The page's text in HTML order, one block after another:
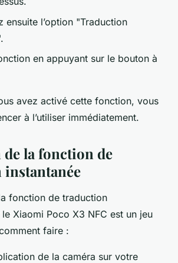
ensuite l’option "Traduction
en appuyant sur le bouton à
avez activé cette fonction, vous
à l’utiliser immédiatement.
la fonction de
fonction de traduction
le Xiaomi Poco X3 NFC est un jeu
faire :
de la caméra sur votre